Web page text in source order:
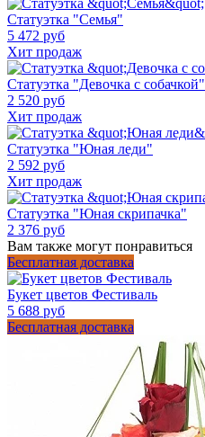
Статуэтка "Семья"
5 472 руб
Хит продаж
Статуэтка "Девочка с собачкой"
2 520 руб
Хит продаж
Статуэтка "Юная леди"
2 592 руб
Хит продаж
Статуэтка "Юная скрипачка"
2 376 руб
Вам также могут понравиться
Бесплатная доставка
Букет цветов Фестиваль
5 688 руб
Бесплатная доставка